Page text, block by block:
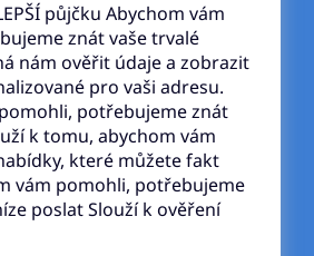
půjčku Abychom vám
znát vaše trvalé
nám ověřit údaje a zobrazit
pro vaši adresu.
potřebujeme znát
k tomu, abychom vám
které můžete fakt
vám pomohli, potřebujeme
poslat Slouží k ověření